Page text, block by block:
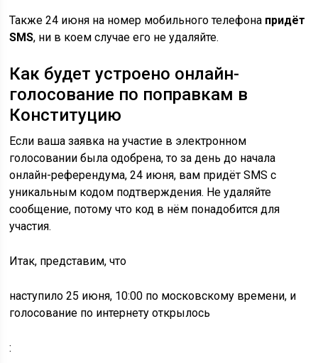
Также24 июня на номер мобильного телефона придёт
SMS, ни в коем случае его не удаляйте.
Как будет устроено онлайн-
голосование по поправкам в
Конституцию
Если ваша заявка на участие в электронном
голосовании была одобрена, то за день до начала
онлайн-референдума, 24 июня, вам придёт SMS с
уникальным кодом подтверждения. Не удаляйте
сообщение, потому что код в нём понадобится для
участия.
Итак, представим, что
наступило 25 июня, 10:00 по московскому времени, и
голосование по интернету открылось
: